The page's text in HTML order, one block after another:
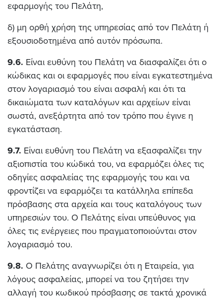
εφαρμογής του Πελάτη,
δ) μη ορθή χρήση της υπηρεσίας από τον Πελάτη ή
εξουσιοδοτημένα από αυτόν πρόσωπα.
9.6. Είναι ευθύνη του Πελάτη να διασφαλίζει ότι ο
κώδικας και οι εφαρμογές που είναι εγκατεστημένα
στον λογαριασμό του είναι ασφαλή και ότι τα
δικαιώματα των καταλόγων και αρχείων είναι
σωστά, ανεξάρτητα από τον τρόπο που έγινε η
εγκατάσταση.
9.7. Είναι ευθύνη του Πελάτη να εξασφαλίζει την
αξιοπιστία του κώδικά του, να εφαρμόζει όλες τις
οδηγίες ασφαλείας της εφαρμογής του και να
φροντίζει να εφαρμόζει τα κατάλληλα επίπεδα
πρόσβασης στα αρχεία και τους καταλόγους των
υπηρεσιών του. Ο Πελάτης είναι υπεύθυνος για
όλες τις ενέργειες που πραγματοποιούνται στον
λογαριασμό του.
9.8. Ο Πελάτης αναγνωρίζει ότι η Εταιρεία, για
λόγους ασφαλείας, μπορεί να του ζητήσει την
αλλαγή του κωδικού πρόσβασης σε τακτά χρονικά